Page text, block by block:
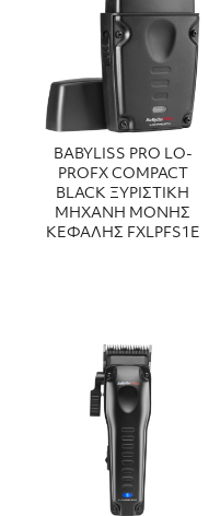
BABYLISS PRO LO-
PROFX COMPACT
BLACK ΞΥΡΙΣΤΙΚΗ
ΜΗΧΑΝΗ ΜΟΝΗΣ
ΚΕΦΑΛΗΣ FXLPFS1E